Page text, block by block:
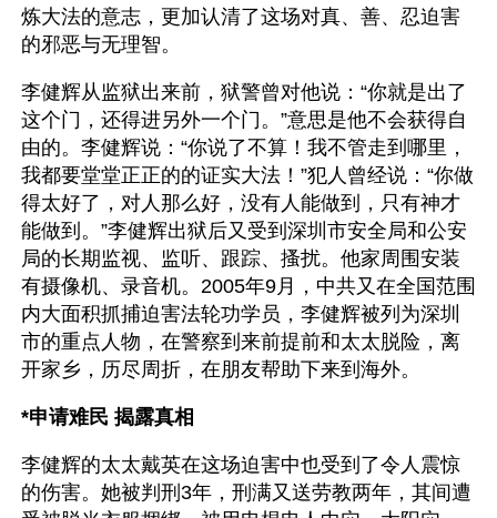
炼大法的意志，更加认清了这场对真、善、忍迫害
的邪恶与无理智。
李健辉从监狱出来前，狱警曾对他说：“你就是出了
这个门，还得进另外一个门。”意思是他不会获得自
由的。李健辉说：“你说了不算！我不管走到哪里，
我都要堂堂正正的的证实大法！”犯人曾经说：“你做
得太好了，对人那么好，没有人能做到，只有神才
能做到。”李健辉出狱后又受到深圳市安全局和公安
局的长期监视、监听、跟踪、搔扰。他家周围安装
有摄像机、录音机。2005年9月，中共又在全国范围
内大面积抓捕迫害法轮功学员，李健辉被列为深圳
市的重点人物，在警察到来前提前和太太脱险，离
开家乡，历尽周折，在朋友帮助下来到海外。
*申请难民 揭露真相
李健辉的太太戴英在这场迫害中也受到了令人震惊
的伤害。她被判刑3年，刑满又送劳教两年，其间遭